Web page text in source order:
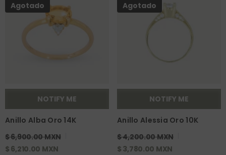
Agotado
NOTIFY ME
Anillo Alba Oro 14K
$ 6,900.00 MXN
$ 6,210.00 MXN
Agotado
NOTIFY ME
Anillo Alessia Oro 10K
$ 4,200.00 MXN
$ 3,780.00 MXN